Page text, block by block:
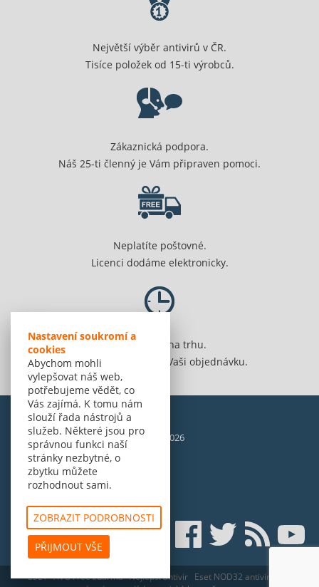
Nastavení soukromí a
cookies
Abychom mohli
vylepšovat náš web,
potřebujeme vědět, co
Vás zajímá. K tomu nám
slouží řada nástrojů a
služeb. Některé jsou pro
správnou funkci naší
stránky nezbytné, o
zbytku můžete
rozhodnout sami.
ZOBRAZIT PODROBNOSTI
PŘIJMOUT VŠE
Největší výběr antivirů v ČR.
Tisíce položek od 15-ti výrobců.
Zákaznická podpora.
Náš 25-ti členný je Vám připraven pomoci.
Neplatíte poštovné.
Licenci dodáme elektronicky.
Jsme 20 let na trhu.
Spolehlivě vyřídíme Vaši objednávku.
© Amenit Software Solutions, 1998 - 2026
Powered bynopCommerce
ESET AVG Free zdarma Nejlepší antivir Eset NOD32 antivirus pro